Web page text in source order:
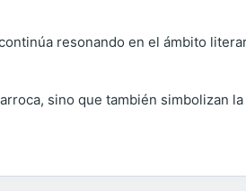
resonando en el ámbito
sino que también simbolizan